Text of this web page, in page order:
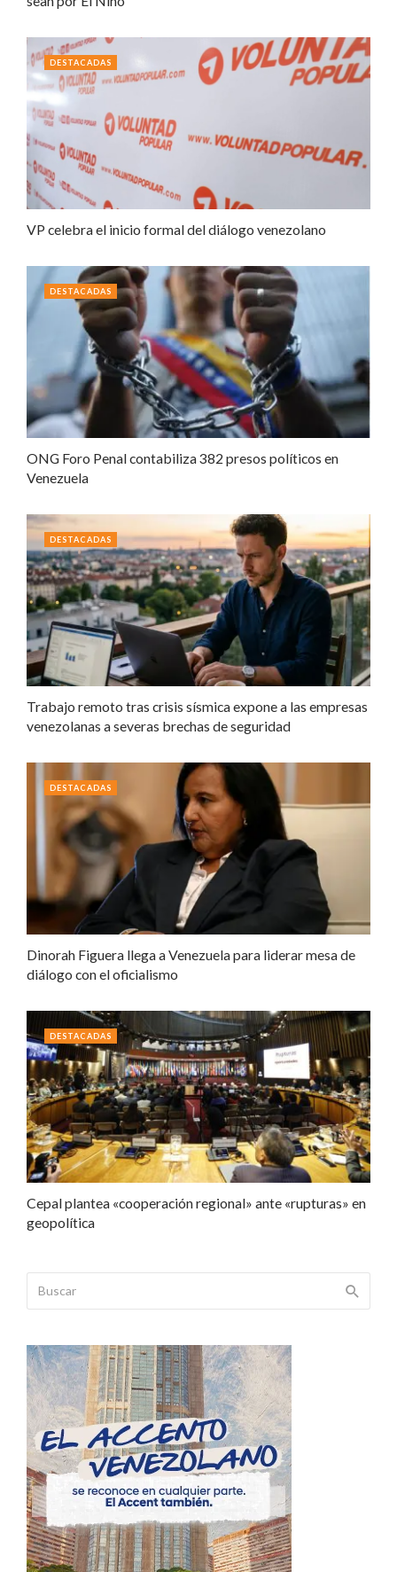
VP celebra el inicio formal del diálogo venezolano
DESTACADAS
ONG Foro Penal contabiliza 382 presos políticos en
Venezuela
DESTACADAS
Trabajo remoto tras crisis sísmica expone a las empresas
venezolanas a severas brechas de seguridad
DESTACADAS
Dinorah Figuera llega a Venezuela para liderar mesa de
diálogo con el oficialismo
DESTACADAS
Cepal plantea «cooperación regional» ante «rupturas» en
geopolítica
DESTACADAS